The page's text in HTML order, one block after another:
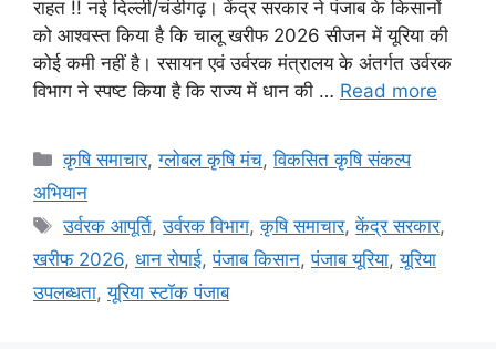
राहत !! नई दिल्ली/चंडीगढ़। केंद्र सरकार ने पंजाब के किसानों
को आश्वस्त किया है कि चालू खरीफ 2026 सीजन में यूरिया की
कोई कमी नहीं है। रसायन एवं उर्वरक मंत्रालय के अंतर्गत उर्वरक
विभाग ने स्पष्ट किया है कि राज्य में धान की … Read more
कृषि समाचार,ग्लोबल कृषि मंच,विकसित कृषि संकल्प
अभियान
उर्वरक आपूर्ति,उर्वरक विभाग,कृषि समाचार,केंद्र सरकार,
खरीफ 2026, धान रोपाई,पंजाब किसान,पंजाब यूरिया,यूरिया
उपलब्धता,यूरिया स्टॉक पंजाब